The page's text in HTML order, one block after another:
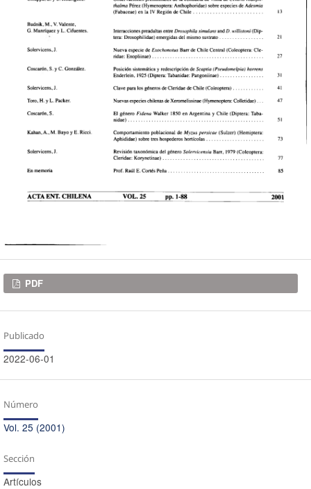
Descargas
PDF
Publicado
2022-06-01
Número
Vol. 25 (2001)
Sección
Artículos